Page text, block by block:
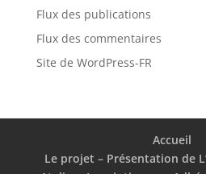
Flux des publications
Flux des commentaires
Site de WordPress-FR
Accueil
Le projet – Présentation de